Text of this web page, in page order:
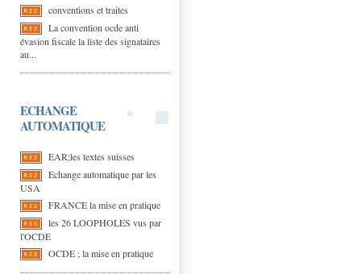
conventions et traites
La convention ocde anti
évasion fiscale la liste des signataires
au...
ECHANGE
AUTOMATIQUE
EAR;les textes suisses
Echange automatique par les
USA
FRANCE la mise en pratique
les 26 LOOPHOLES vus par
l'OCDE
OCDE ; la mise en pratique